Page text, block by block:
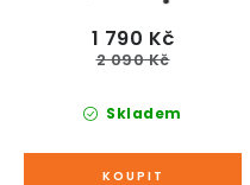
Skladem
1 790 Kč
2 090 Kč